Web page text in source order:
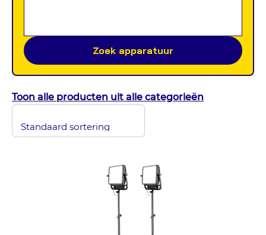
Zoek apparatuur
Toon alle producten uit alle categorieën